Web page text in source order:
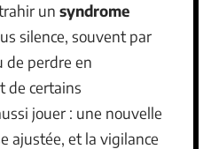
un syndrome
silence, souvent par
de perdre en
de certains
jouer : une nouvelle
ajustée, et la vigilance